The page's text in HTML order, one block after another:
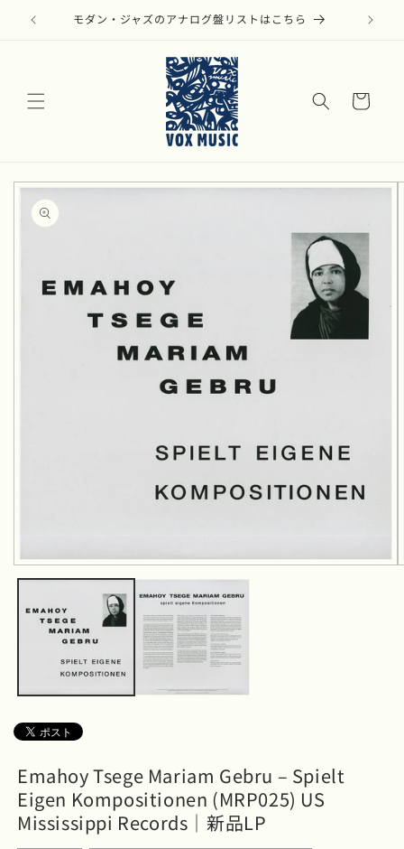
ンツに
モダン・ジャズのアナログ盤リストはこちら
ー
商品情
報にス
キップ
モ
ー
ル
ア
を
開
Emahoy Tsege Mariam Gebru – Spielt
Eigen Kompositionen (MRP025) US
Mississippi Records｜新品LP